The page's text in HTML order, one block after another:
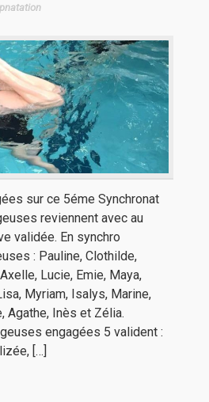
sur ce 5éme Synchronat
reviennent avec au
validée. En synchro
: Pauline, Clothilde,
Lucie, Emie, Maya,
Myriam, Isalys, Marine,
Agathe, Inès et Zélia.
engagées 5 valident :
[…]